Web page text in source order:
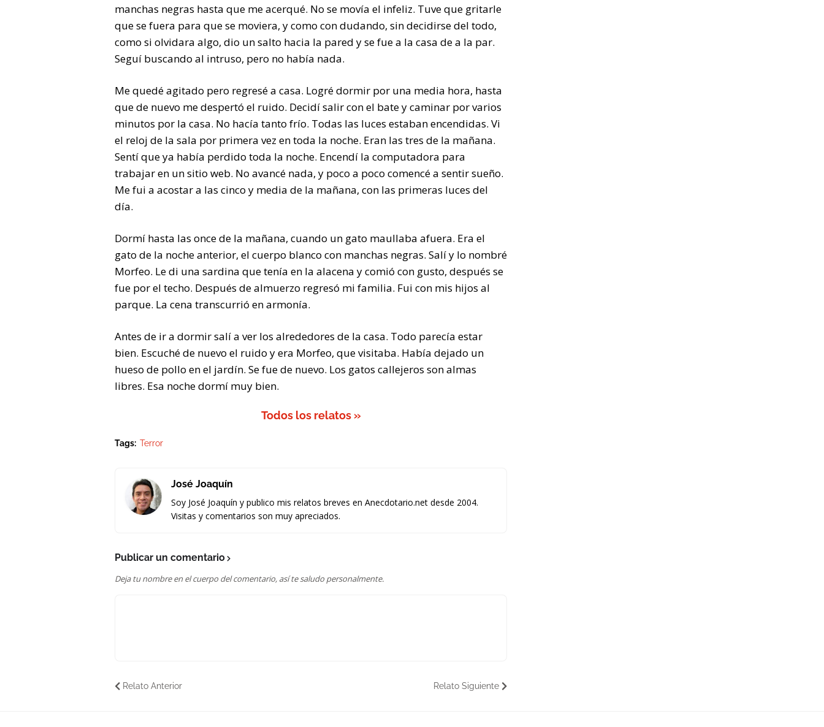
manchas negras hasta que me acerqué. No se movía el infeliz. Tuve que gritarle
que se fuera para que se moviera, y como con dudando, sin decidirse del todo,
como si olvidara algo, dio un salto hacia la pared y se fue a la casa de a la par.
Seguí buscando al intruso, pero no había nada.
Me quedé agitado pero regresé a casa. Logré dormir por una media hora, hasta
que de nuevo me despertó el ruido. Decidí salir con el bate y caminar por varios
minutos por la casa. No hacía tanto frío. Todas las luces estaban encendidas. Vi
el reloj de la sala por primera vez en toda la noche. Eran las tres de la mañana.
Sentí que ya había perdido toda la noche. Encendí la computadora para
trabajar en un sitio web. No avancé nada, y poco a poco comencé a sentir sueño.
Me fui a acostar a las cinco y media de la mañana, con las primeras luces del
día.
Dormí hasta las once de la mañana, cuando un gato maullaba afuera. Era el
gato de la noche anterior, el cuerpo blanco con manchas negras. Salí y lo nombré
Morfeo. Le di una sardina que tenía en la alacena y comió con gusto, después se
fue por el techo. Después de almuerzo regresó mi familia. Fui con mis hijos al
parque. La cena transcurrió en armonía.
Antes de ir a dormir salí a ver los alrededores de la casa. Todo parecía estar
bien. Escuché de nuevo el ruido y era Morfeo, que visitaba. Había dejado un
hueso de pollo en el jardín. Se fue de nuevo. Los gatos callejeros son almas
libres. Esa noche dormí muy bien.
Todos los relatos »
Tags: Terror
José Joaquín
Soy José Joaquín y publico mis relatos breves en Anecdotario.net desde 2004.
Visitas y comentarios son muy apreciados.
Publicar un comentario
Deja tu nombre en el cuerpo del comentario, así te saludo personalmente.
Relato Anterior Relato Siguiente